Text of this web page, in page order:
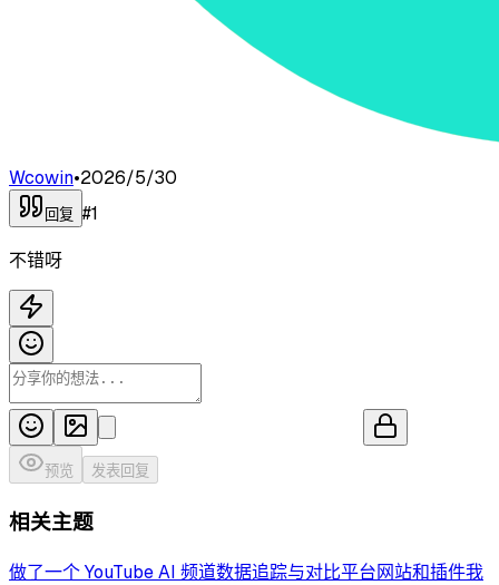
Wcowin•2026/5/30
回复 #1
不错呀
预览 发表回复
相关主题
做了一个 YouTube AI 频道数据追踪与对比平台网站和插件我